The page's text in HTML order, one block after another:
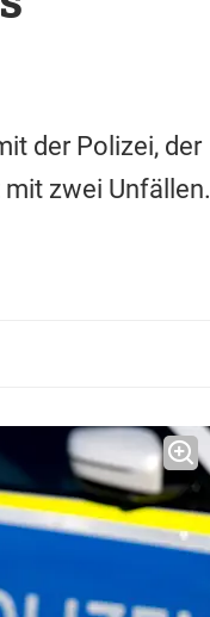
der Polizei, der
zwei Unfällen.